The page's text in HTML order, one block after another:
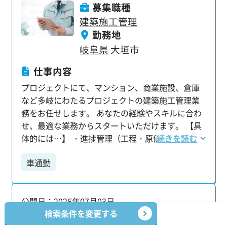
募集職種
建築施工管理
勤務地
岐阜県 大垣市
仕事内容
プロジェクトにて、マンション、商業施設、倉庫
など多岐にわたるプロジェクトの建築施工管理業
務をお任せします。 あなたの経験やスキルに合わ
せ、最適な業務からスタートいただけます。 【具
体的には…】 ・進捗管理（工程・原価・安全・品
質） ・クライアントとの打合せ ・施工図面の作
成・チェック・修正 ・人員・資材の手配 ・工程表
プも！】 1級・2級建築施工管理技士や1級・2級建
築士などの資格をお持ちの方は、 給与アップも目
続きを読む
車通勤
公開日：2026年07月03日
【電気施工管理】岐阜県関市：新
検索条件を変更する